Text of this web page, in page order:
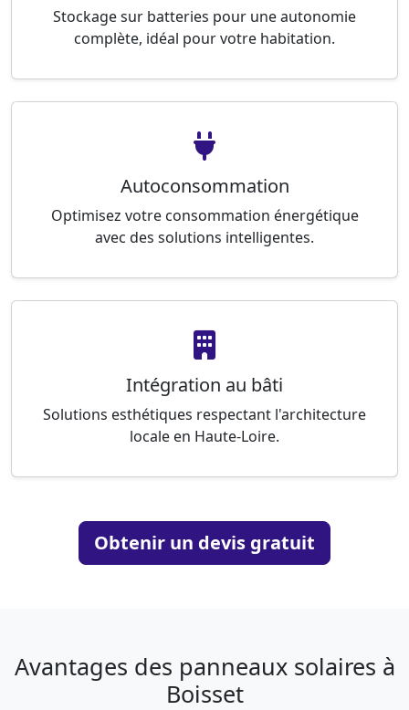
Stockage sur batteries pour une autonomie
complète, idéal pour votre habitation.
Autoconsommation
Optimisez votre consommation énergétique
avec des solutions intelligentes.
Intégration au bâti
Solutions esthétiques respectant l'architecture
locale en Haute-Loire.
Obtenir un devis gratuit
Avantages des panneaux solaires à
Boisset